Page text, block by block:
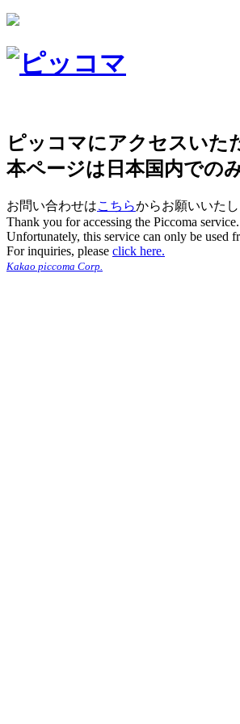
ピッコマにアクセスいた
本ページは日本国内での
お問い合わせはこちらからお願いいたし
Thank you for accessing the Piccoma service.
Unfortunately, this service can only be used
For inquiries, please click here.
Kakao piccoma Corp.